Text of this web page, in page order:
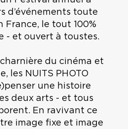
d’événements toute
France, le tout 100%
- et ouvert à toustes.
du cinéma et
les NUITS PHOTO
une histoire
deux arts - et tous
En ravivant ce
image fixe et image